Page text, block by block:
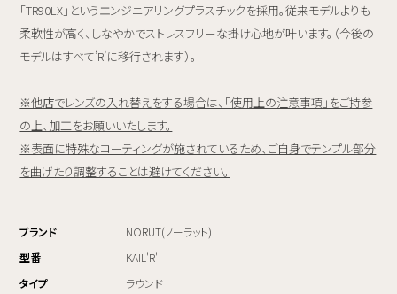
「TR90LX」というエンジニアリングプラスチックを採用。従来モデルよりも
柔軟性が高く、しなやかでストレスフリーな掛け心地が叶います。（今後の
モデルはすべて’R’に移行されます）。
※他店でレンズの入れ替えをする場合は、「使用上の注意事項」をご持参
の上、加工をお願いいたします。
※表面に特殊なコーティングが施されているため、ご自身でテンプル部分
を曲げたり調整することは避けてください。
ブランド
NORUT(ノーラット)
型番
KAIL'R'
タイプ
ラウンド